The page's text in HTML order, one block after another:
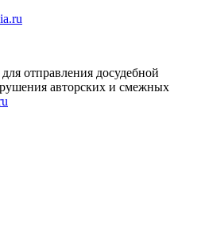
отправления досудебной
авторских и смежных